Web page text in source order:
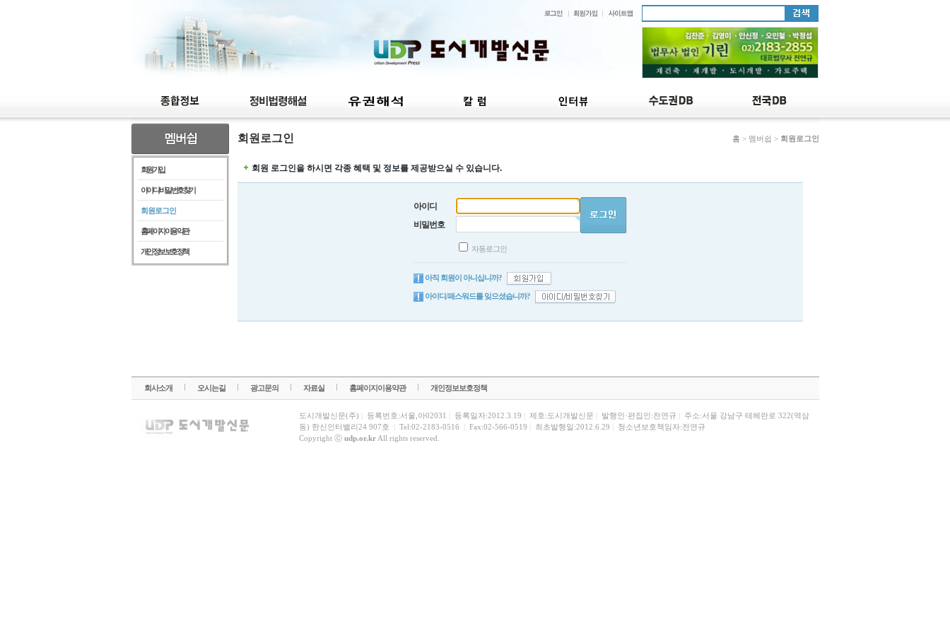
회원가입
아이디/비밀번호찾기
회원로그인
홈페이지이용약관
개인정보보호정책
회원로그인 홈 > 멤버쉽 > 회원로그인
회원 로그인을 하시면 각종 혜택 및 정보를 제공받으실 수 있습니다.
아이디
비밀번호
자동로그인
아직 회원이 아니십니까?
아이디/패스워드를 잊으셨습니까?
회사소개 오시는길 광고문의 자료실 홈페이지이용약관 개인정보보호정책
도시개발신문(주) 등록번호:서울,아02031 등록일자:2012.3.19 제호:도시개발신문 발행인·편집인:전연규
주소:서울 강남구 테헤란로 322(역삼
동) 한신인터밸리24 907호
Tel:02-2183-0516 Fax:02-566-0519 최초발행일:2012.6.29
청소년보호책임자:전연규
Copyright ⓒ udp.or.krAll rights reserved.